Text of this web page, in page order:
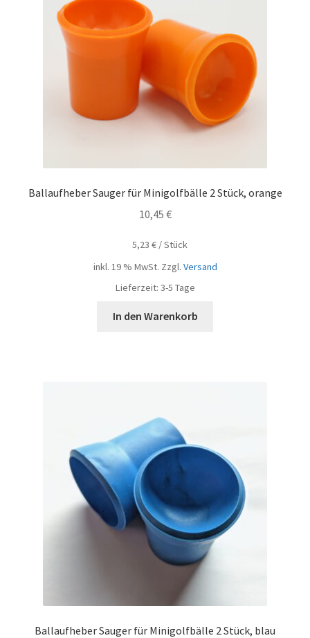
Ballaufheber Sauger für Minigolfbälle 2 Stück, orange
10,45 €
5,23€ /Stück
inkl. 19 % MwSt. Zzgl. Versand
Lieferzeit: 3-5 Tage
In den Warenkorb
Ballaufheber Sauger für Minigolfbälle 2 Stück, blau